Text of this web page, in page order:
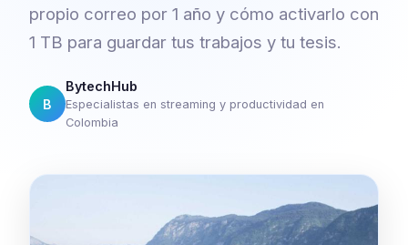
propio correo por 1 año y cómo activarlo con
1 TB para guardar tus trabajos y tu tesis.
B
BytechHub
Especialistas en streaming y productividad en
Colombia